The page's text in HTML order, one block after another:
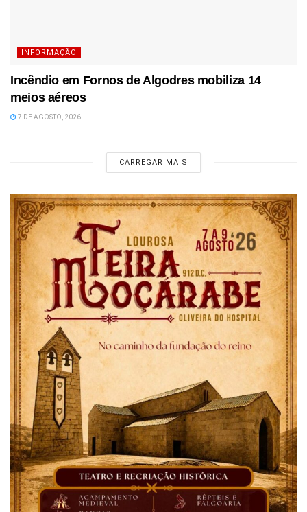
INFORMAÇÃO
Incêndio em Fornos de Algodres mobiliza 14
meios aéreos
7 DE AGOSTO, 2026
CARREGAR MAIS